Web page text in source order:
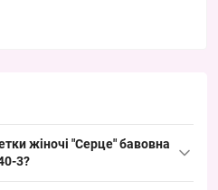
жіночі "Серце" бавовна
3?